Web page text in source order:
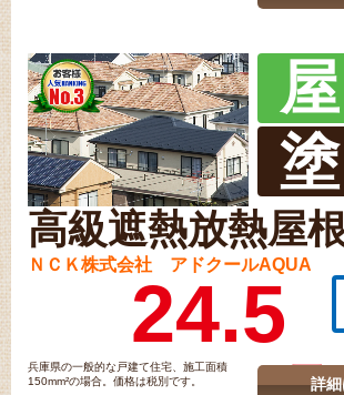
屋
塗
高級遮熱放熱屋
ＮＣＫ株式会社 アドクールAQUA
24.5
兵庫県の一般的な戸建て住宅、施工面積
150mm²の場合。価格は税別です。
詳